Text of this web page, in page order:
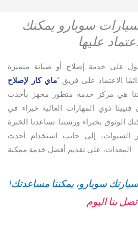
سوبارو يمكنك
على خدمة إصلاح أو صيانة متميزة
الاعتماد على فريق “ماي كار لإصلاح
هي مركز خدمة متطور مجهز بأحدث
فنيينا ذوي المهارات العالية خبراء في
الوثوق بخبراء ورشتنا. تساعدنا الخبرة
السنوات، إلى جانب استخدام أحدث
المعدات، على تقديم أفضل خدمة ممكنة.
سوبارو، يمكننا مساعدتك!